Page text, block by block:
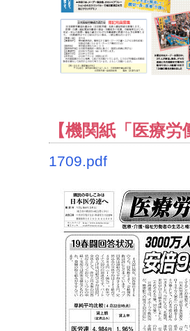
【機関紙「医療
1709.pdf